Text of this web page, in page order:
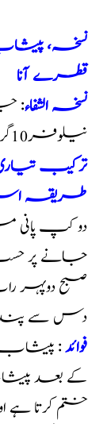
نسخہ،
قطرے آنا
نسخہ الشفاء
نیلوفر10گرام،چھوٹی
ترکیب
طریقہ
دو کپ پانی
جانے پر حسب
صبح دوپہر
دس سے پندرہ
فوائد: پیشاب
کے بعد
ختم کرتا